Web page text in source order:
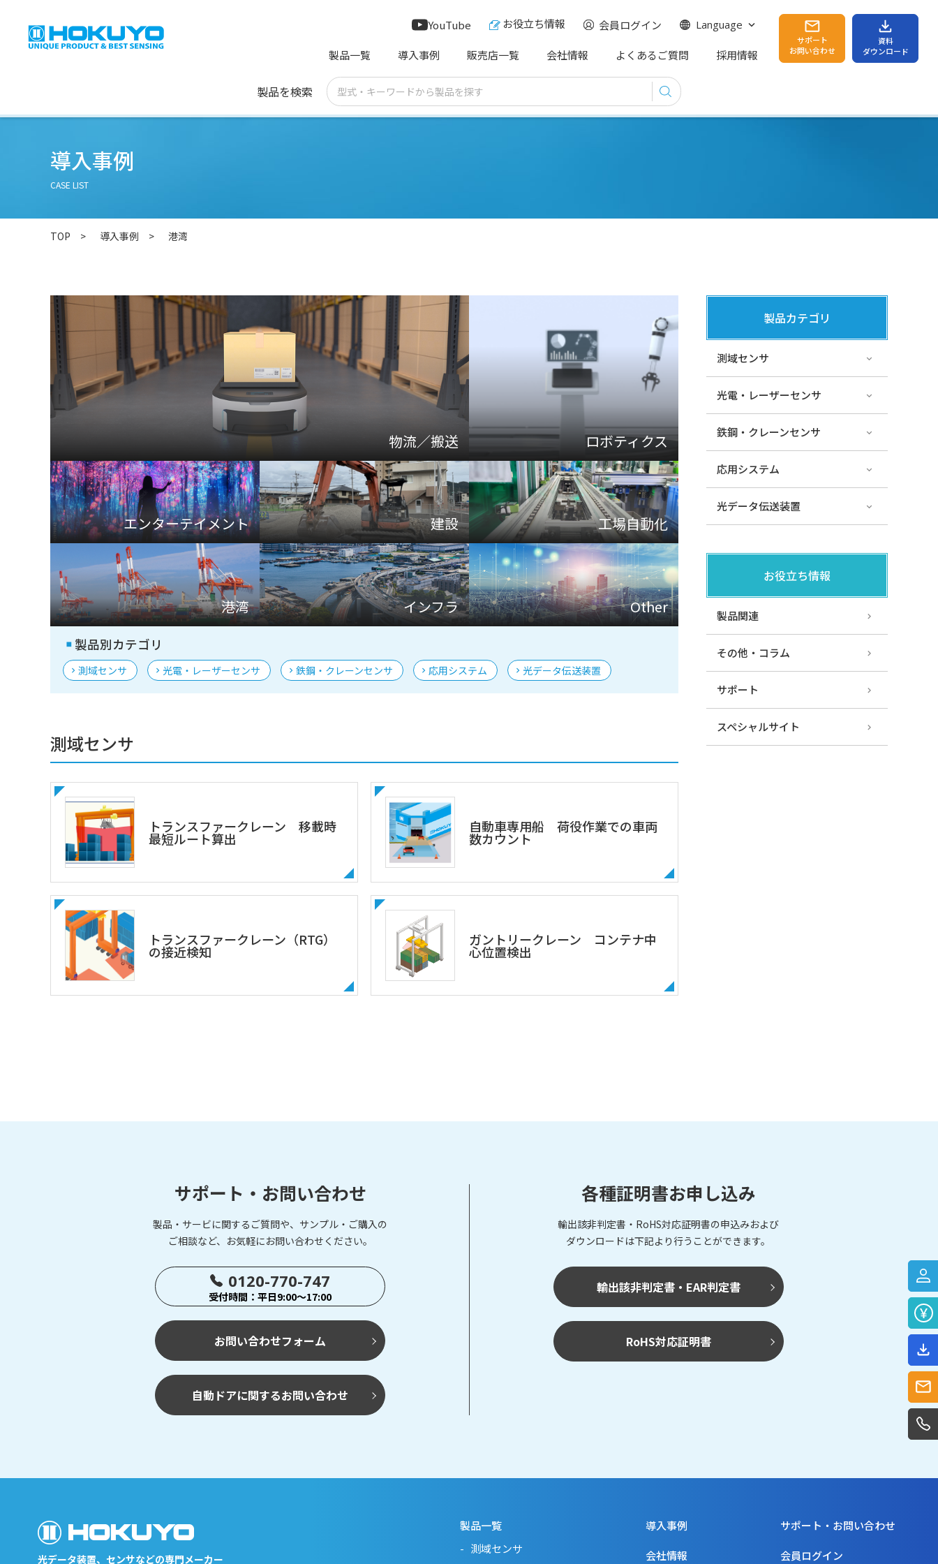
製品一覧 導入事例 販売店一覧 会社情報 よくあるご質問 採用情報
YouTube お役立ち情報 会員ログイン Language
サポート
お問い合わせ
資料
ダウンロード
製品を検索
導入事例
CASE LIST
TOP 導入事例 港湾
物流／搬送 ロボティクス
エンターテイメント 建設 工場自動化
港湾 インフラ Other
製品別カテゴリ
測域センサ 光電・レーザーセンサ 鉄鋼・クレーンセンサ 応用システム 光データ伝送装置
測域センサ
トランスファークレーン 移載時
最短ルート算出
自動車専用船 荷役作業での車両
数カウント
トランスファークレーン（RTG）
の接近検知
ガントリークレーン コンテナ中
心位置検出
製品カテゴリ
測域センサ
光電・レーザーセンサ
鉄鋼・クレーンセンサ
応用システム
光データ伝送装置
お役立ち情報
製品関連
その他・コラム
サポート
スペシャルサイト
サポート・お問い合わせ
製品・サービに関するご質問や、サンプル・ご購入の
ご相談など、お気軽にお問い合わせください。
0120-770-747
受付時間：平日9:00～17:00
お問い合わせフォーム
自動ドアに関するお問い合わせ
各種証明書お申し込み
輸出該非判定書・RoHS対応証明書の申込みおよび
ダウンロードは下記より行うことができます。
輸出該非判定書・EAR判定書
RoHS対応証明書
光データ装置、センサなどの専門メーカー
製品一覧
測域センサ
導入事例
会社情報
サポート・お問い合わせ
会員ログイン